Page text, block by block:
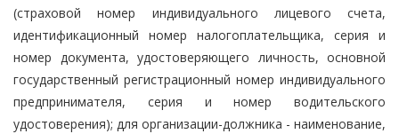
(страховой номер индивидуального лицевого счета,
идентификационный номер налогоплательщика, серия и
номер документа, удостоверяющего личность, основной
государственный регистрационный номер индивидуального
предпринимателя, серия и номер водительского
удостоверения); для организации-должника - наименование,